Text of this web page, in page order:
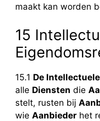
maakt kan worden
15
15.1 De
alle Diensten die
stelt, rusten bij
wie Aanbieder het